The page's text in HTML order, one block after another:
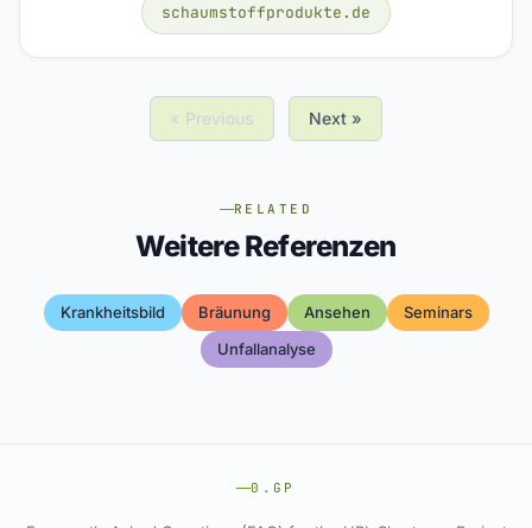
schaumstoffprodukte.de
« Previous Next »
RELATED
Weitere Referenzen
Krankheitsbild Bräunung Ansehen
Seminars
Unfallanalyse
0.GP